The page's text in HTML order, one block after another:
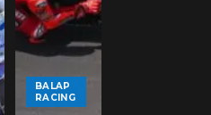
BALAP
RACING